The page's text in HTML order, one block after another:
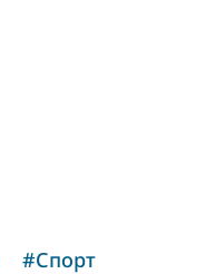
#Спорт